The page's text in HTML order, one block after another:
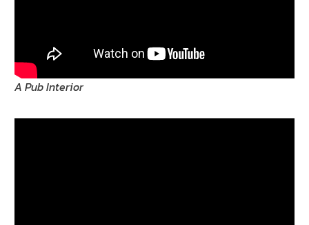
A Pub Interior